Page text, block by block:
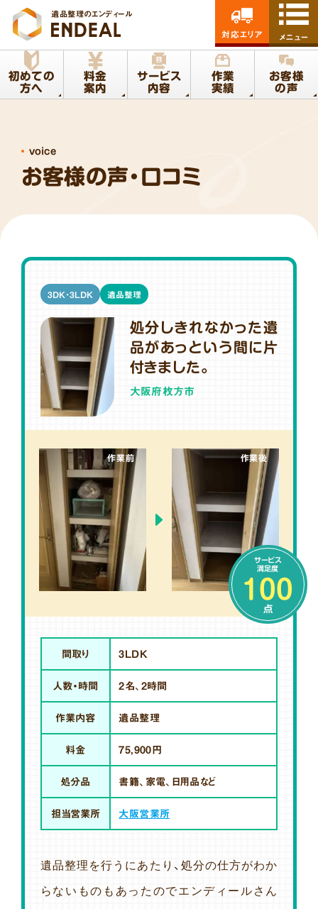
遺品整理のエンディール
初めての
方へ
料金
案内
サービス
内容
作業
実績
お客様
の声
対応エリア メニュー
お客様の声・口コミ
voice
処分しきれなかった遺
品があっという間に片
付きました。
大阪府枚方市
3DK・3LDK 遺品整理
作業前 作業後
サービス
満足度
100
点
間取り 3LDK
人数・時間 2名、2時間
作業内容 遺品整理
料金 75,900円
処分品 書籍、家電、日用品など
担当営業所 大阪営業所
遺品整理を行うにあたり、処分の仕方がわか
らないものもあったのでエンディールさん